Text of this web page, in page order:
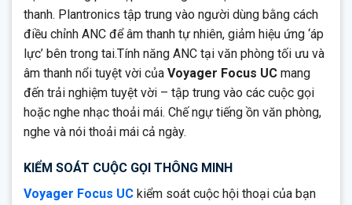
thanh. Plantronics tập trung vào người dùng bằng cách
điều chỉnh ANC để âm thanh tự nhiên, giảm hiệu ứng ‘áp
lực’ bên trong tai.Tính năng ANC tại văn phòng tối ưu và
âm thanh nổi tuyệt vời của Voyager Focus UC mang
đến trải nghiệm tuyệt vời – tập trung vào các cuộc gọi
hoặc nghe nhạc thoải mái. Chế ngự tiếng ồn văn phòng,
nghe và nói thoải mái cả ngày.
KIỂM SOÁT CUỘC GỌI THÔNG MINH
Voyager Focus UC kiểm soát cuộc hội thoại của bạn